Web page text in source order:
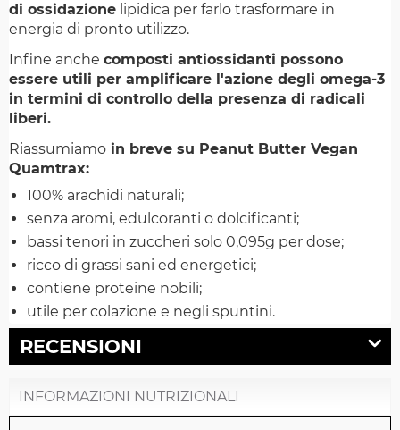
di ossidazione lipidica per farlo trasformare in
energia di pronto utilizzo.
Infine anche composti antiossidanti possono
essere utili per amplificare l'azione degli omega-3
in termini di controllo della presenza di radicali
liberi.
Riassumiamo in breve su Peanut Butter Vegan
Quamtrax:
100% arachidi naturali;
senza aromi, edulcoranti o dolcificanti;
bassi tenori in zuccheri solo 0,095g per dose;
ricco di grassi sani ed energetici;
contiene proteine nobili;
utile per colazione e negli spuntini.
RECENSIONI
INFORMAZIONI NUTRIZIONALI